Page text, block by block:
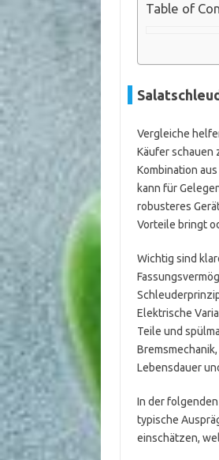
Table of
Vergleiche
Käufer schauen
Kombination
kann für
robusteres
Vorteile bringt
Wichtig sind
Elektrische
Teile und
Lebensdauer
In der
typische
einschätzen,